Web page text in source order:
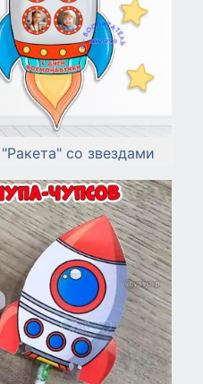
со звездами